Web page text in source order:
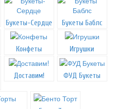
Букеты-Сердце Букеты Баблс
Конфеты Игрушки
Доставим! ФУД Букеты